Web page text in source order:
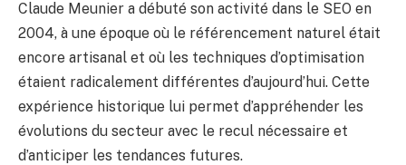
Claude Meunier a débuté son activité dans le SEO en
2004, à une époque où le référencement naturel était
encore artisanal et où les techniques d’optimisation
étaient radicalement différentes d’aujourd’hui. Cette
expérience historique lui permet d’appréhender les
évolutions du secteur avec le recul nécessaire et
d’anticiper les tendances futures.